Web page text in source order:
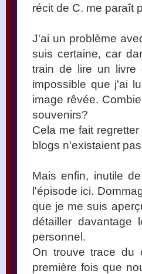
récit de C. me paraît
J'ai un problème
suis certaine, car
train de lire un livre
impossible que j'ai
image rêvée.
souvenirs?
Cela me fait
blogs n'existaient
Mais enfin, inutile
l'épisode ici.
que je me suis
détailler davantage
personnel.
On trouve trace du
première fois que